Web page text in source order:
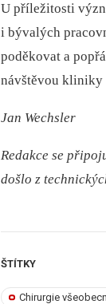
U příležitosti
i bývalých
poděkovat a
návštěvou kliniky
Jan Wechsler
Redakce se
došlo z
ŠTÍTKY
Chirurgie